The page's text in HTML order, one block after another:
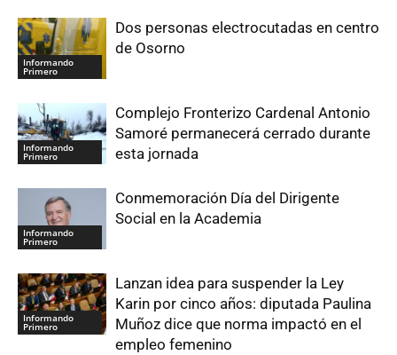
Informando
Primero
Dos personas electrocutadas en centro
de Osorno
Informando
Primero
Complejo Fronterizo Cardenal Antonio
Samoré permanecerá cerrado durante
esta jornada
Informando
Primero
Conmemoración Día del Dirigente
Social en la Academia
Informando
Primero
Lanzan idea para suspender la Ley
Karin por cinco años: diputada Paulina
Muñoz dice que norma impactó en el
empleo femenino